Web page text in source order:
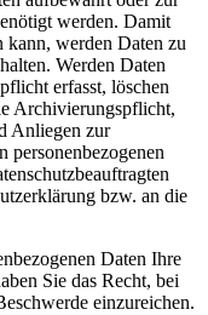
werden. Damit
kann, werden Daten zu
Werden Daten
erfasst, löschen
Archivierungspflicht,
Anliegen zur
personenbezogenen
bzw. an die
Daten Ihre
Sie das Recht, bei
einzureichen.